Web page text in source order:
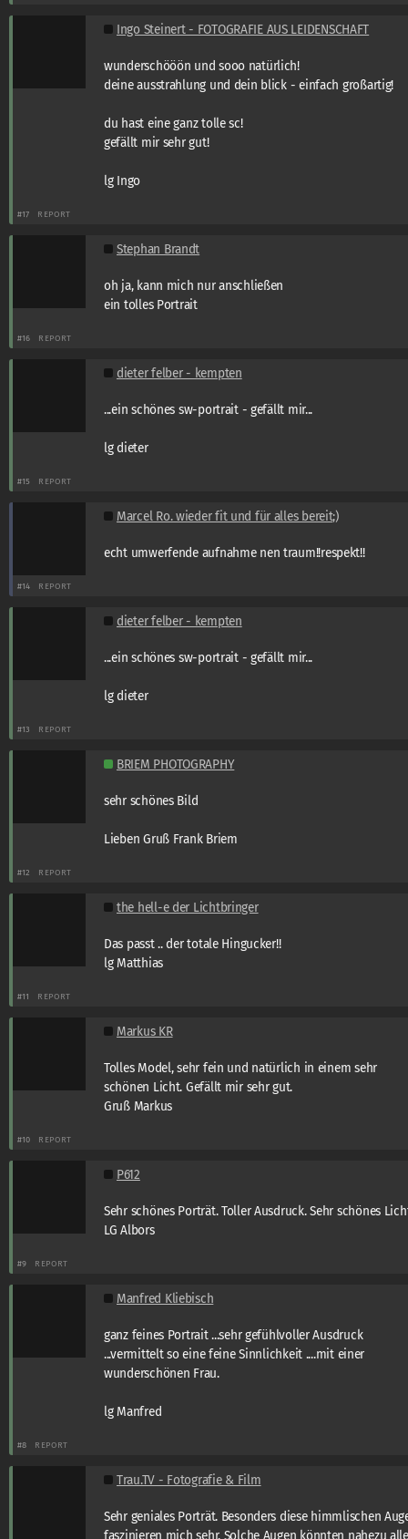
Ingo Steinert - FOTOGRAFIE AUS LEIDENSCHAFT
wunderschööön und sooo natürlich!
deine ausstrahlung und dein blick - einfach großartig!
du hast eine ganz tolle sc!
gefällt mir sehr gut!
lg Ingo
#17 REPORT
Stephan Brandt
oh ja, kann mich nur anschließen
ein tolles Portrait
#16 REPORT
dieter felber - kempten
...ein schönes sw-portrait - gefällt mir...
lg dieter
#15 REPORT
Marcel Ro. wieder fit und für alles bereit;)
echt umwerfende aufnahme nen traum!!respekt!!
#14 REPORT
dieter felber - kempten
...ein schönes sw-portrait - gefällt mir...
lg dieter
#13 REPORT
BRIEM PHOTOGRAPHY
sehr schönes Bild
Lieben Gruß Frank Briem
#12 REPORT
the hell-e der Lichtbringer
Das passt .. der totale Hingucker!!
lg Matthias
#11 REPORT
Markus KR
Tolles Model, sehr fein und natürlich in einem sehr
schönen Licht. Gefällt mir sehr gut.
Gruß Markus
#10 REPORT
P612
Sehr schönes Porträt. Toller Ausdruck. Sehr schönes
LG Albors
#9 REPORT
Manfred Kliebisch
ganz feines Portrait ...sehr gefühlvoller Ausdruck
...vermittelt so eine feine Sinnlichkeit ....mit einer
wunderschönen Frau.
lg Manfred
#8 REPORT
Trau.TV - Fotografie & Film
Sehr geniales Porträt. Besonders diese himmlischen
faszinieren mich sehr. Solche Augen könnten nahezu